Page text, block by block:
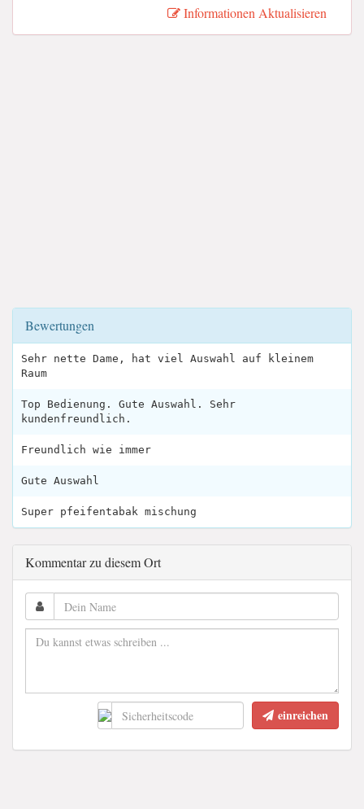
Informationen Aktualisieren
Bewertungen
Sehr nette Dame, hat viel Auswahl auf kleinem
Raum
Top Bedienung. Gute Auswahl. Sehr
kundenfreundlich.
Freundlich wie immer
Gute Auswahl
Super pfeifentabak mischung
Kommentar zu diesem Ort
einreichen